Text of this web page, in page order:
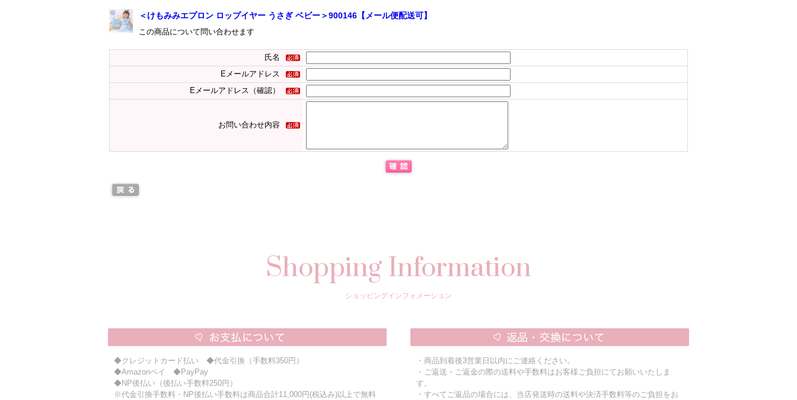
＜けもみみエプロン ロップイヤー うさぎ ベビー＞900146【メール便配送可】
この商品について問い合わせます
氏名
Eメールアドレス
Eメールアドレス（確認）
お問い合わせ内容
Shopping Information
ショッピングインフォメーション
◆クレジットカード払い ◆代金引換（手数料350円）
◆Amazonペイ ◆PayPay
◆NP後払い（後払い手数料250円）
※代金引換手数料・NP後払い手数料は商品合計11,000円(税込み)以上で無料
・商品到着後3営業日以内にご連絡ください。
・ご返送・ご返金の際の送料や手数料はお客様ご負担にてお願いいたしま
す。
・すべてご返品の場合には、当店発送時の送料や決済手数料等のご負担をお